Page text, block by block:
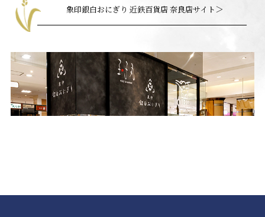
象印銀白おにぎり 近鉄百貨店 奈良店サイト ＞